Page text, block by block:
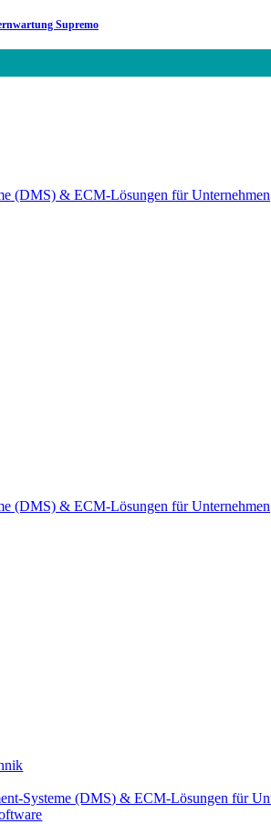
Supremo
(DMS) & ECM-Lösungen für Unternehmen
(DMS) & ECM-Lösungen für Unternehmen
Systeme (DMS) & ECM-Lösungen für